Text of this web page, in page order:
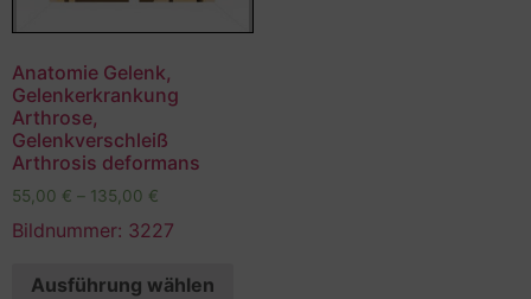
Anatomie Gelenk,
Gelenkerkrankung
Arthrose,
Gelenkverschleiß
Arthrosis deformans
55,00 € – 135,00 €
Bildnummer: 3227
Ausführung wählen